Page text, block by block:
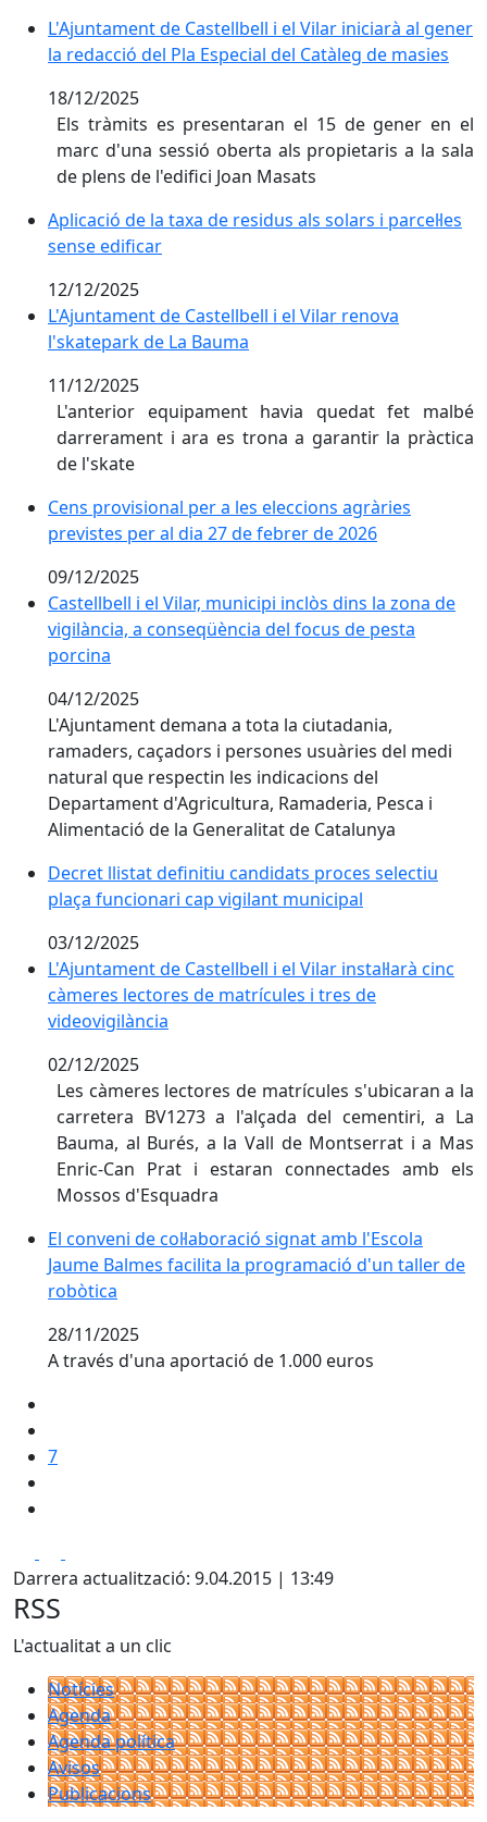
L'Ajuntament de Castellbell i el Vilar iniciarà al gener
L'Ajuntament de Castellbell i el Vilar iniciarà al gener
la redacció del Pla Especial del Catàleg de masies
18/12/2025
Els tràmits es presentaran el 15 de gener en el
marc d'una sessió oberta als propietaris a la sala
de plens de l'edifici Joan Masats
Aplicació de la taxa de residus als solars i parcel·les
Aplicació de la taxa de residus als solars i parcel·les
sense edificar
12/12/2025
L'Ajuntament de Castellbell i el Vilar renova
L'Ajuntament de Castellbell i el Vilar renova
l'skatepark de La Bauma
11/12/2025
L'anterior equipament havia quedat fet malbé
darrerament i ara es trona a garantir la pràctica
de l'skate
Cens provisional per a les eleccions agràries
previstes per al dia 27 de febrer de 2026
09/12/2025
Castellbell i el Vilar, municipi inclòs dins la zona de
Castellbell i el Vilar, municipi inclòs dins la zona de
vigilància, a conseqüència del focus de pesta
porcina
04/12/2025
L'Ajuntament demana a tota la ciutadania,
ramaders, caçadors i persones usuàries del medi
natural que respectin les indicacions del
Departament d'Agricultura, Ramaderia, Pesca i
Alimentació de la Generalitat de Catalunya
Decret llistat definitiu candidats proces selectiu
plaça funcionari cap vigilant municipal
03/12/2025
L'Ajuntament de Castellbell i el Vilar instal·larà cinc
L'Ajuntament de Castellbell i el Vilar instal·larà cinc
càmeres lectores de matrícules i tres de
videovigilància
02/12/2025
Les càmeres lectores de matrícules s'ubicaran a la
carretera BV1273 a l'alçada del cementiri, a La
Bauma, al Burés, a la Vall de Montserrat i a Mas
Enric-Can Prat i estaran connectades amb els
Mossos d'Esquadra
El conveni de col·laboració signat amb l'Escola
El conveni de col·laboració signat amb l'Escola
Jaume Balmes facilita la programació d'un taller de
robòtica
28/11/2025
A través d'una aportació de 1.000 euros
7
Darrera actualització: 9.04.2015 | 13:49
RSS
L'actualitat a un clic
Notícies
Agenda
Agenda política
Avisos
Publicacions